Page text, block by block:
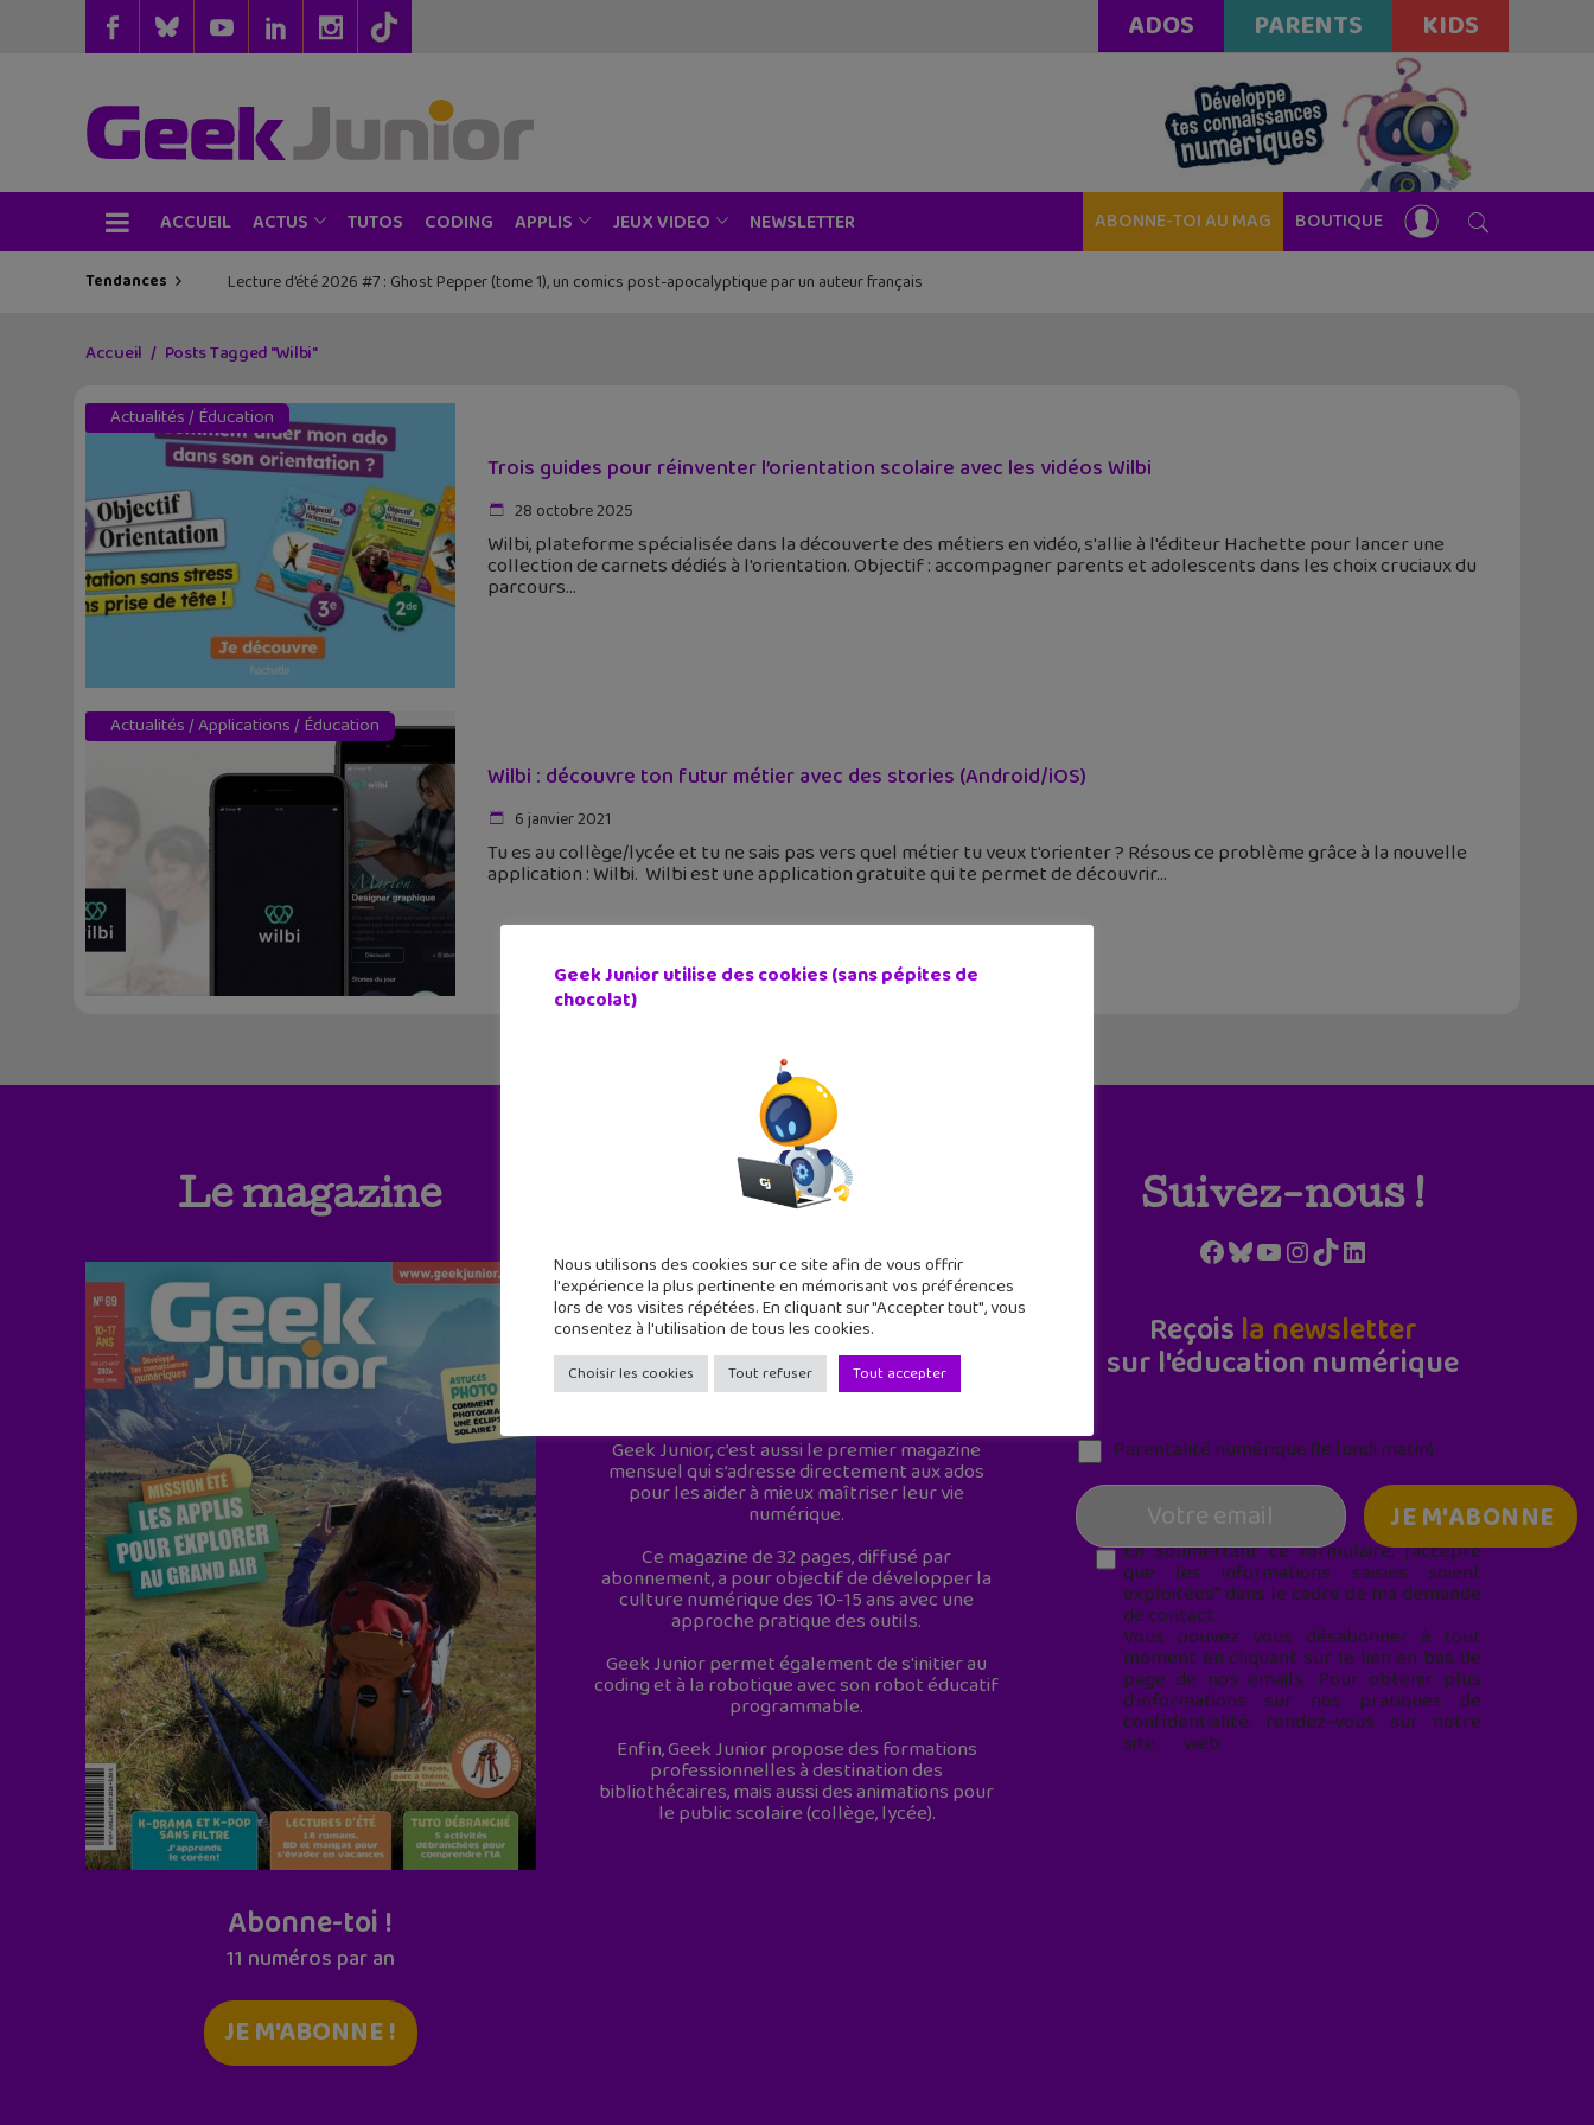
ADOS PARENTS KIDS
ACCUEIL ACTUS TUTOS CODING APPLIS JEUX VIDEO NEWSLETTER ABONNE-TOI AU MAG BOUTIQUE
Tendances Lecture d’été 2026 #7 : Ghost Pepper (tome 1), un comics post-apocalyptique par un auteur français
Les sorties geek de l’été à Paris : One Piece au musée Grévin, Zoo Art Show, Passion Japon…
Accueil Posts Tagged "Wilbi"
Actualités/ Éducation
Trois guides pour réinventer l’orientation scolaire avec les vidéos Wilbi
28 octobre 2025
Wilbi, plateforme spécialisée dans la découverte des métiers en vidéo, s'allie à l'éditeur Hachette pour lancer une
collection de carnets dédiés à l'orientation. Objectif : accompagner parents et adolescents dans les choix cruciaux du
parcours
Actualités/Applications/ Éducation
Wilbi : découvre ton futur métier avec des stories (Android/iOS)
6 janvier 2021
Tu es au collège/lycée et tu ne sais pas vers quel métier tu veux t'orienter ? Résous ce problème grâce à la nouvelle
application : Wilbi. Wilbi est une application gratuite qui te permet de découvrir
Le magazine
Abonne-toi !
11 numéros par an
JE M'ABONNE !
Geek Junior est le premier site de culture
Geek Junior, c’est aussi le premier magazine
mensuel qui s’adresse directement aux ados
pour les aider à mieux maîtriser leur vie
numérique.
Ce magazine de 32 pages, diffusé par
abonnement, a pour objectif de développer la
culture numérique des 10-15 ans avec une
approche pratique des outils.
Geek Junior permet également de s'initier au
coding et à la robotique avec son robot éducatif
programmable.
Enfin, Geek Junior propose des formations
professionnelles à destination des
bibliothécaires, mais aussi des animations pour
le public scolaire (collège, lycée).
Suivez-nous !
Facebook
Bluesky
YouTube
Instagram
TikTokLinkedIn
Reçois la newsletter
sur l'éducation numérique
Parentalité numérique (le lundi matin)
En soumettant ce formulaire, j’accepte
que les informations saisies soient
exploitées* dans le cadre de ma demande
de contact.
Vous pouvez vous désabonner à tout
moment en cliquant sur le lien en bas de
page de nos emails. Pour obtenir plus
d'informations sur nos pratiques de
confidentialité, rendez-vous sur notre
site web
Geek Junior utilise des cookies (sans pépites de
chocolat)
Nous utilisons des cookies sur ce site afin de vous offrir
l'expérience la plus pertinente en mémorisant vos préférences
lors de vos visites répétées. En cliquant sur "Accepter tout", vous
consentez à l'utilisation de tous les cookies.
Choisir les cookies Tout refuser Tout accepter